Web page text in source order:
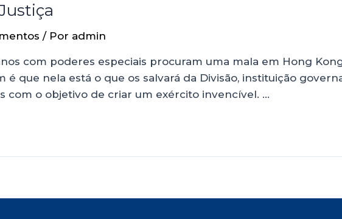
/ Por admin
com poderes especiais procuram uma mala em Hong
que nela está o que os salvará da Divisão, instituição
com o objetivo de criar um exército invencível. …